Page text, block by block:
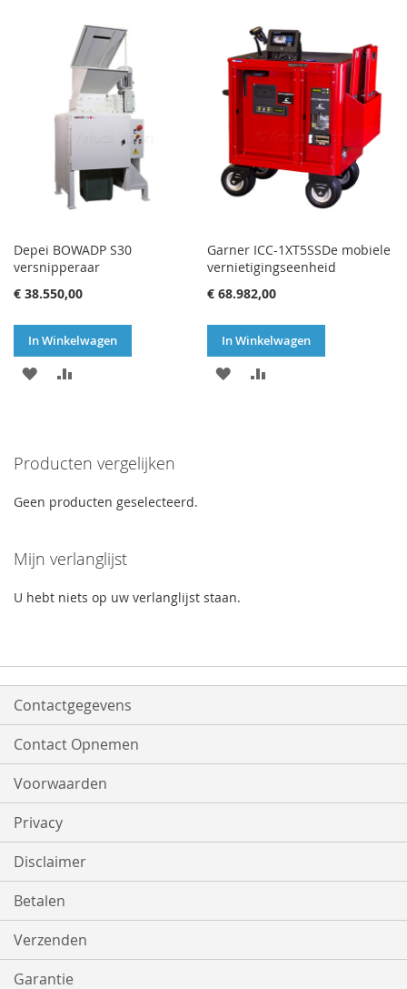
VERLANGLIJST
TE
VERGELIJKEN
AAN
VERLANGLIJST
TE
VERGELIJKEN
Depei BOWADP S30
versnipperaar
€ 38.550,00
In Winkelwagen
VOEG
VERLANGLIJST
VERGELIJKEN
Garner ICC-1XT5SSDe mobiele
vernietigingseenheid
€ 68.982,00
In Winkelwagen
VOEG
Producten vergelijken
Geen producten geselecteerd.
Mijn verlanglijst
U hebt niets op uw verlanglijst staan.
Contactgegevens
Contact Opnemen
Voorwaarden
Privacy
Disclaimer
Betalen
Verzenden
Garantie